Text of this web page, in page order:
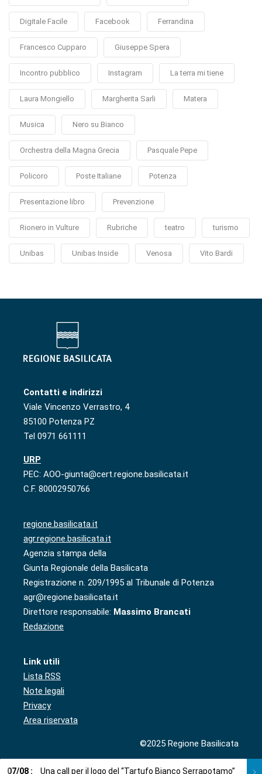
Digitale Facile Facebook Ferrandina
Francesco Cupparo Giuseppe Spera
Incontro pubblico Instagram La terra mi tiene
Laura Mongiello Margherita Sarli Matera
Musica Nero su Bianco
Orchestra della Magna Grecia Pasquale Pepe
Policoro Poste Italiane Potenza
Presentazione libro Prevenzione
Rionero in Vulture Rubriche teatro turismo
Unibas Unibas Inside Venosa Vito Bardi
Contatti e indirizzi
Viale Vincenzo Verrastro, 4
85100 Potenza PZ
Tel 0971 661111
URP
PEC: AOO-giunta@cert.regione.basilicata.it
C.F. 80002950766
regione.basilicata.it
agr.regione.basilicata.it
Agenzia stampa della
Giunta Regionale della Basilicata
Registrazione n. 209/1995 al Tribunale di Potenza
agr@regione.basilicata.it
Direttore responsabile: Massimo Brancati
Redazione
Link utili
Lista RSS
Note legali
Privacy
Area riservata
©2025 Regione Basilicata
07/08 : Una call per il logo del “Tartufo Bianco Serrapotamo” 07